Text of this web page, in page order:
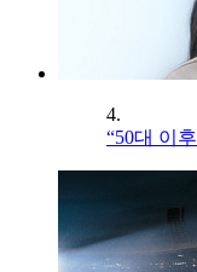
4.
“50대 이